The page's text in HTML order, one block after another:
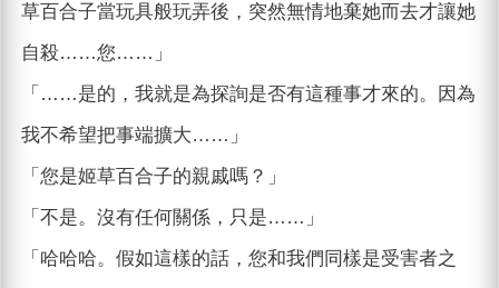
草百合子當玩具般玩弄後，突然無情地棄她而去才讓她
自殺……您……」
「……是的，我就是為探詢是否有這種事才來的。因為
我不希望把事端擴大……」
「您是姬草百合子的親戚嗎？」
「不是。沒有任何關係，只是……」
「哈哈哈。假如這樣的話，您和我們同樣是受害者之